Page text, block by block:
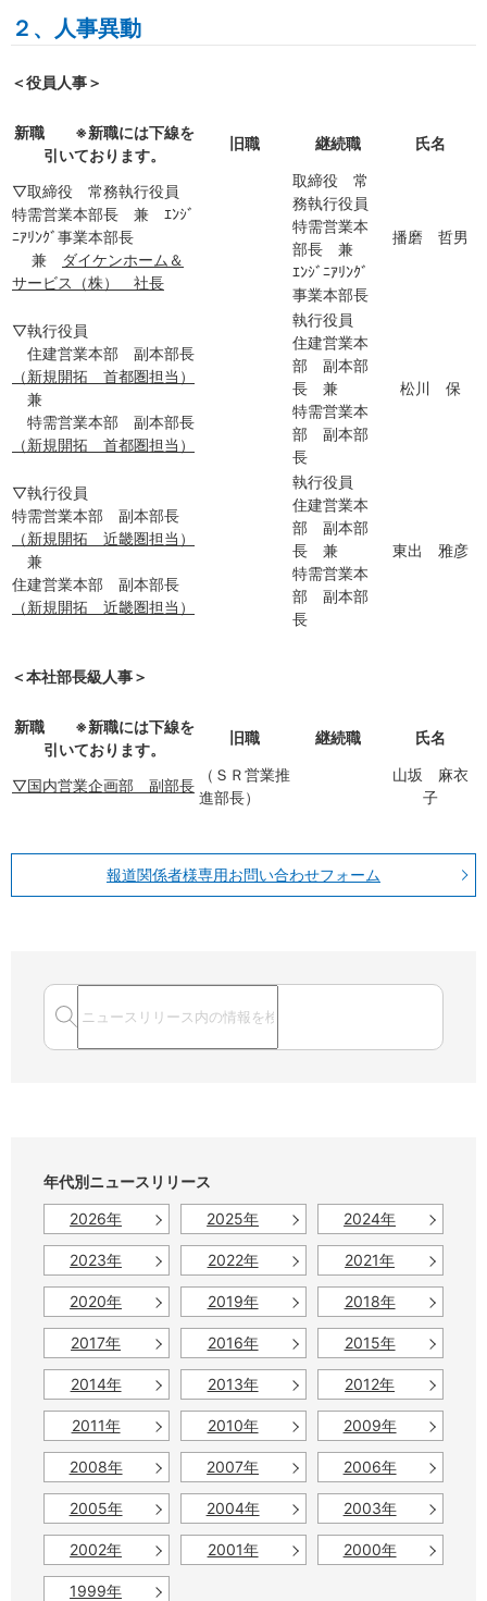
２、人事異動
＜役員人事＞
新職 ※新職には下線を
引いております。
旧職 継続職 氏名
▽取締役 常務執行役員
特需営業本部長 兼 ｴﾝｼﾞ
ﾆｱﾘﾝｸﾞ事業本部長
兼
ダイケンホーム＆
サービス（株） 社長
取締役 常
務執行役員
特需営業本
部長 兼
ｴﾝｼﾞﾆｱﾘﾝｸﾞ
事業本部長
播磨 哲男
▽執行役員
住建営業本部 副本部長
（新規開拓 首都圏担当）
兼
特需営業本部 副本部長
（新規開拓 首都圏担当）
執行役員
住建営業本
部 副本部
長 兼
特需営業本
部 副本部
長
松川 保
▽執行役員
特需営業本部 副本部長
（新規開拓 近畿圏担当）
兼
住建営業本部 副本部長
（新規開拓 近畿圏担当）
執行役員
住建営業本
部 副本部
長 兼
特需営業本
部 副本部
長
東出 雅彦
＜本社部長級人事＞
新職 ※新職には下線を
引いております。
旧職 継続職 氏名
▽国内営業企画部 副部長
（ＳＲ営業推
進部長）
山坂 麻衣
子
報道関係者様専用お問い合わせフォーム
年代別ニュースリリース
2026年
2025年 2024年
2023年 2022年 2021年
2020年 2019年 2018年
2017年 2016年 2015年
2014年 2013年 2012年
2011年 2010年 2009年
2008年 2007年 2006年
2005年 2004年 2003年
2002年 2001年 2000年
1999年